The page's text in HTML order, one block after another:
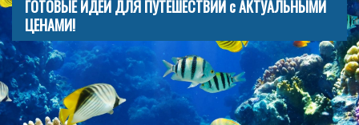
ГОТОВЫЕ ИДЕИ ДЛЯ ПУТЕШЕСТВИЙ с АКТУАЛЬНЫМИ
ЦЕНАМИ!